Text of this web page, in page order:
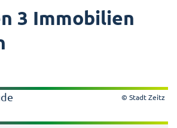
3 Immobilien
© Stadt Zeitz